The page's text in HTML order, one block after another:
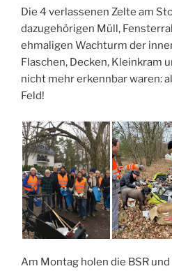
Die 4 verlassenen Zelte am
dazugehörigen Müll,
ehmaligen Wachturm der
Flaschen, Decken, Kleinkram
nicht mehr erkennbar waren:
Feld!
Am Montag holen die BSR